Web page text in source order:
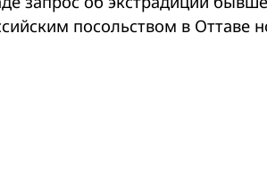
посольством в Оттаве